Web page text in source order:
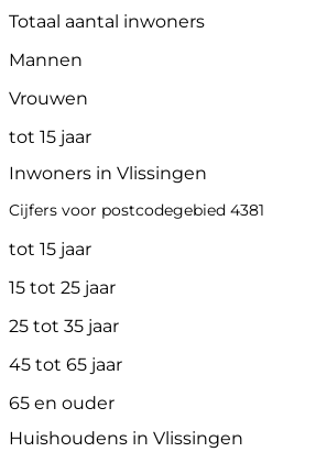
Totaal aantal inwoners
Mannen
Vrouwen
tot 15 jaar
Inwoners in Vlissingen
Cijfers voor postcodegebied 4381
tot 15 jaar
15 tot 25 jaar
25 tot 35 jaar
45 tot 65 jaar
65 en ouder
Huishoudens in Vlissingen